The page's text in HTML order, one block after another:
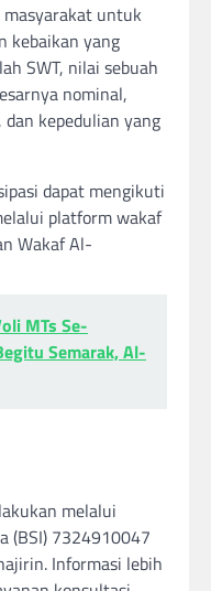
masyarakat untuk
kebaikan yang
SWT, nilai sebuah
nominal,
kepedulian yang
dapat mengikuti
platform wakaf
Wakaf Al-
MTs Se-
Semarak, Al-
melalui
(BSI) 7324910047
Informasi lebih